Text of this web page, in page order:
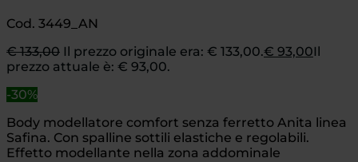
Cod. 3449_AN
€133,00 Il prezzo originale era: € 133,00.€ 93,00Il
prezzo attuale è: € 93,00.
-30%
Body modellatore comfort senza ferretto Anita linea
Safina. Con spalline sottili elastiche e regolabili.
Effetto modellante nella zona addominale